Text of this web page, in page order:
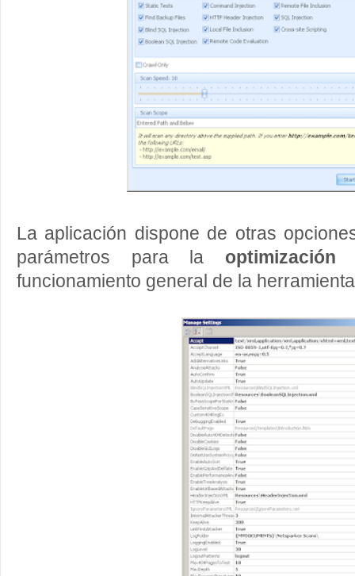
La aplicación dispone de otras
parámetros para la
funcionamiento general de la herramienta